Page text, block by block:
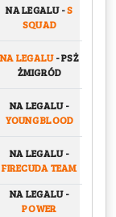
NA LEGALU-S
SQUAD
NA LEGALU-PSŻ
ŻMIGRÓD
NA LEGALU-
YOUNG BLOOD
NA LEGALU-
FIRECUDA TEAM
NA LEGALU-
POWER